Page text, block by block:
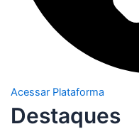
Acessar Plataforma
Destaques